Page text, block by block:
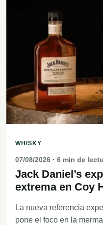
WHISKY
07/08/2026 · 6 min de
Jack Daniel’s
extrema en Coy
La nueva referencia
pone el foco en la